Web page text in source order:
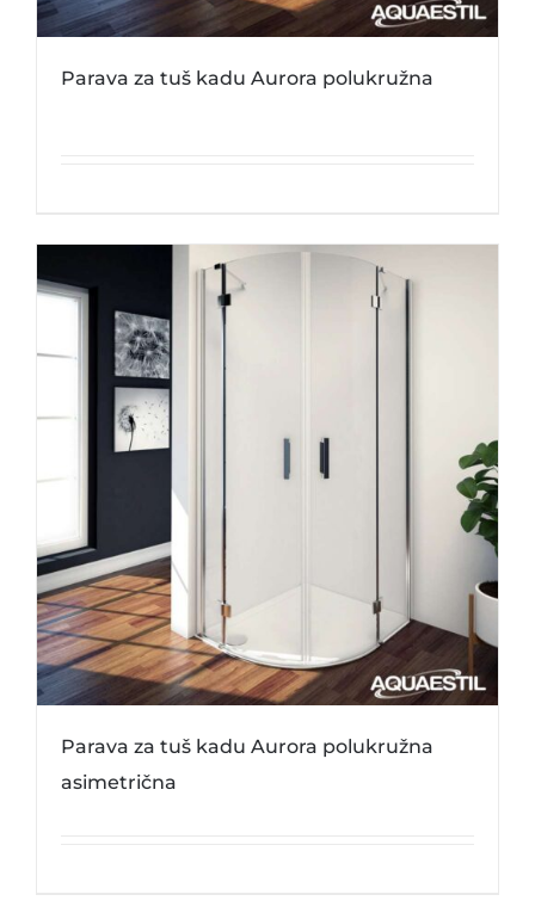
Parava za tuš kadu Aurora polukružna
Parava za tuš kadu Aurora polukružna
asimetrična